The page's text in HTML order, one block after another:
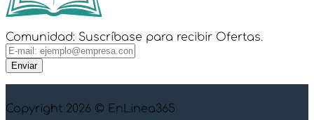
Suscríbase
recibir
Comunidad:
Comunidad: Suscríbase para recibir Ofertas.
Enviar
Copyright 2026 © EnLinea365